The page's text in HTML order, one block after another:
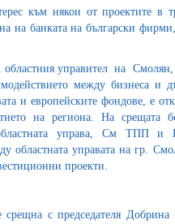
към някои от проектите в
на банката на български
областния управител на
между бизнеса и
и европейските фондове, е
на региона. На срещата
управа, См ТПП
областната управата на гр.
проекти.
с председателя Добрина